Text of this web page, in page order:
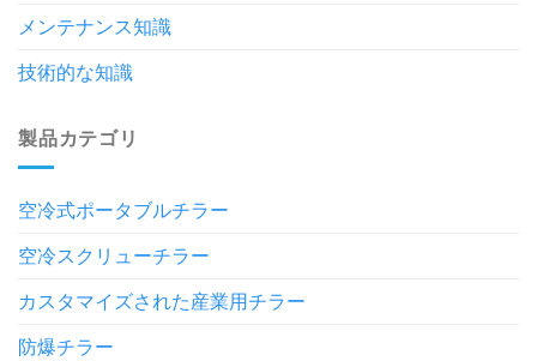
メンテナンス知識
技術的な知識
製品カテゴリ
空冷式ポータブルチラー
空冷スクリューチラー
カスタマイズされた産業用チラー
防爆チラー